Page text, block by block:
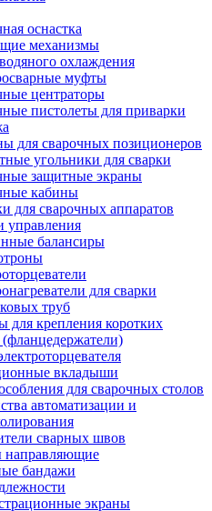
оснастка
механизмы
охлаждения
муфты
центраторы
пистолеты для приварки
для сварочных позиционеров
угольники для сварки
защитные экраны
кабины
для сварочных аппаратов
управления
балансиры
для сварки
труб
для крепления коротких
(фланцедержатели)
вкладыши
для сварочных столов
автоматизации и
сварных швов
направляющие
бандажи
экраны